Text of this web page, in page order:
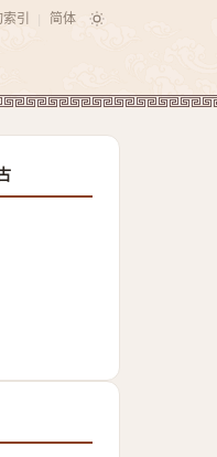
引 简体